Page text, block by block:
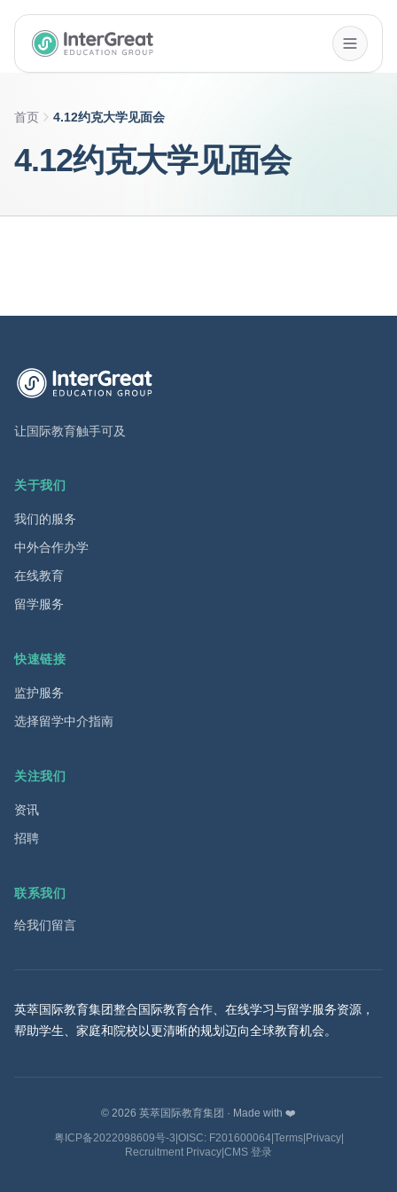
InterGreat Education Group home
首页 4.12约克大学见面会
4.12约克大学见面会
英萃国际教育集团首页
让国际教育触手可及
关于我们
我们的服务
中外合作办学
在线教育
留学服务
快速链接
监护服务
选择留学中介指南
关注我们
资讯
招聘
联系我们
给我们留言
英萃国际教育集团整合国际教育合作、在线学习与留学服务资源，
帮助学生、家庭和院校以更清晰的规划迈向全球教育机会。
© 2026 英萃国际教育集团 · Made with ❤️
粤ICP备2022098609号-3 OISC: F201600064| Terms| Privacy|
Recruitment Privacy CMS 登录